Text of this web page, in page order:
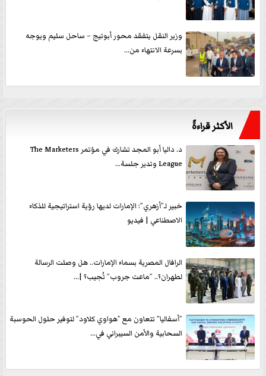
وزير النقل يتفقد محور أبوتيج – ساحل سليم ويوجه
بسرعة الانتهاء من...
الأكثر قراءةً
د. داليا أبو المجد تشارك في مؤتمر The Marketers
League وتدير جلسة...
خبير لـ”أزهري”: الإمارات لديها رؤية استراتيجية للذكاء
الاصطناعي | فيديو
الرافال المصرية بسماء الإمارات.. هل وصلت الرسالة
لطهران؟.. ”ماعت جروب” تُجيب؟ |...
”أسفاليا” تتعاون مع ”هواوي كلاود” لتوفير حلول الحوسبة
السحابية والأمن السيبراني في...